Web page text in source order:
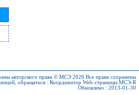
авторского права © МСЭ 2026 Все права сохранены
обращаться : Координатор Web-страницы МСЭ-R
Обновлено : 2013-01-30